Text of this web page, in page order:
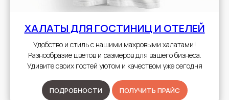
ХАЛАТЫ ДЛЯ ГОСТИНИЦ И ОТЕЛЕЙ
Удобство и стиль с нашими махровыми халатами!
Разнообразие цветов и размеров для вашего бизнеса.
Удивите своих гостей уютом и качеством уже сегодня
ПОДРОБНОСТИ ПОЛУЧИТЬ ПРАЙС